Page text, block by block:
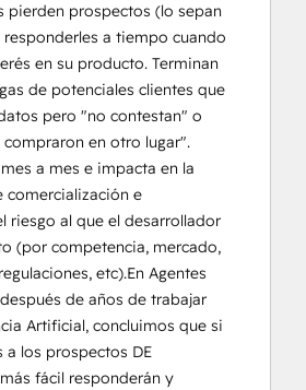
pierden prospectos (lo sepan
a tiempo cuando
en su producto. Terminan
de potenciales clientes que
pero "no contestan" o
compraron en otro lugar".
a mes e impacta en la
comercialización e
riesgo al que el desarrollador
(por competencia, mercado,
etc).En Agentes
de años de trabajar
Artificial, concluimos que si
a los prospectos DE
más fácil responderán y